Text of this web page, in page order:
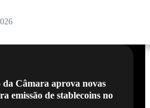
da Câmara aprova novas
emissão de stablecoins no